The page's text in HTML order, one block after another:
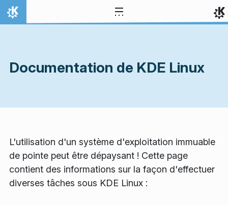
Aller directement au contenu
Accueil
Documentation de KDE Linux
L'utilisation d'un système d'exploitation immuable
de pointe peut être dépaysant ! Cette page
contient des informations sur la façon d'effectuer
diverses tâches sous KDE Linux :